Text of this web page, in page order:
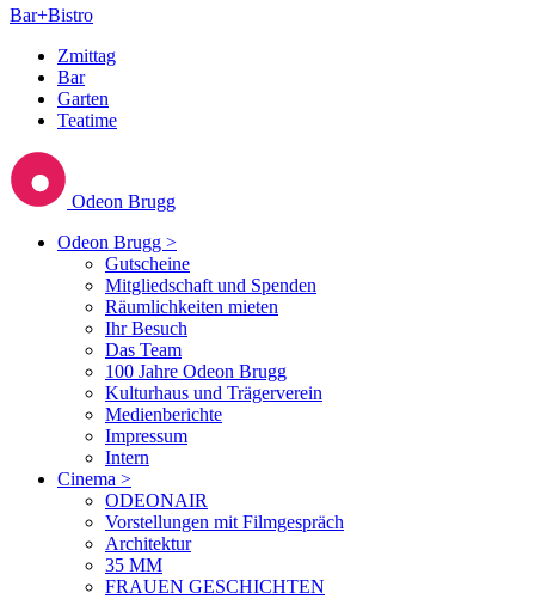
Bar+Bistro
Zmittag
Bar
Garten
Teatime
Odeon Brugg
Odeon Brugg >
Gutscheine
Mitgliedschaft und Spenden
Räumlichkeiten mieten
Ihr Besuch
Das Team
100 Jahre Odeon Brugg
Kulturhaus und Trägerverein
Medienberichte
Impressum
Intern
Cinema >
ODEONAIR
Vorstellungen mit Filmgespräch
Architektur
35 MM
FRAUEN GESCHICHTEN